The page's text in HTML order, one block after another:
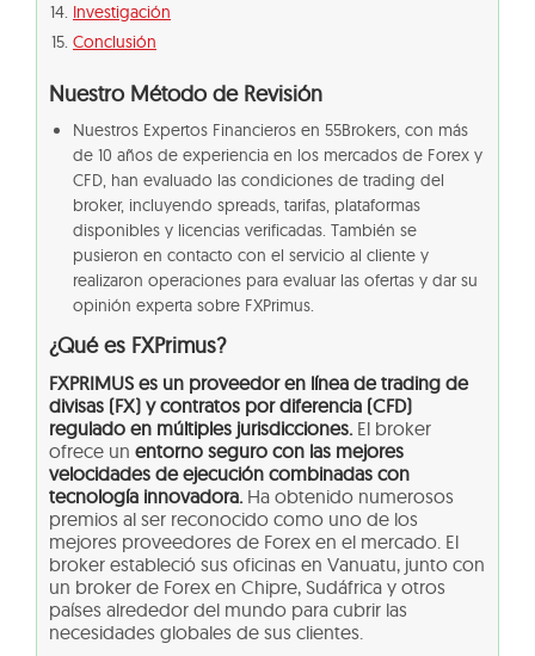
Investigación
Conclusión
Nuestro Método de Revisión
Nuestros Expertos Financieros en 55Brokers, con más
de 10 años de experiencia en los mercados de Forex y
CFD, han evaluado las condiciones de trading del
broker, incluyendo spreads, tarifas, plataformas
disponibles y licencias verificadas. También se
pusieron en contacto con el servicio al cliente y
realizaron operaciones para evaluar las ofertas y dar su
opinión experta sobre FXPrimus.
¿Qué es FXPrimus?
FXPRIMUS es un proveedor en línea de trading de
divisas (FX) y contratos por diferencia (CFD)
regulado en múltiples jurisdicciones. El broker
ofrece un entorno seguro con las mejores
velocidades de ejecución combinadas con
tecnología innovadora. Ha obtenido numerosos
premios al ser reconocido como uno de los
mejores proveedores de Forex en el mercado. El
broker estableció sus oficinas en Vanuatu, junto con
un broker de Forex en Chipre, Sudáfrica y otros
países alrededor del mundo para cubrir las
necesidades globales de sus clientes.